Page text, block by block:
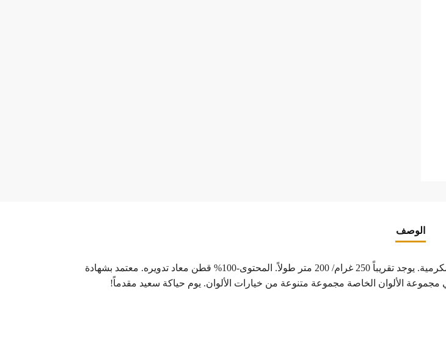
الوصف
مصنوع من القطن المعاد تدويره. إنه اختيار جميل لمشاريع الحياكة اليدوية المكرمية. يوجد تقريباً 250 غرام/ 200 متر طولاً. المحتوى-100% قطن معاد تدويره. معتمد بشهادة